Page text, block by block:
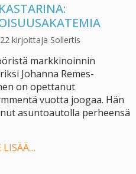
kirjoittaja Sollertis
markkinoinnin
Johanna Remes-
on opettanut
vuotta joogaa. Hän
asuntoautolla perheensä
LISÄÄ…